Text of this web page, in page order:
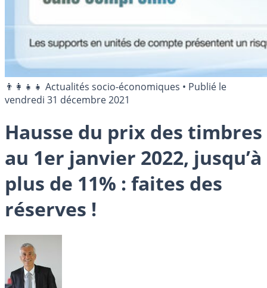
👨‍👩‍👧‍👧 Actualités socio-économiques • Publié le
vendredi 31 décembre 2021
Hausse du prix des timbres
au 1er janvier 2022, jusqu’à
plus de 11% : faites des
réserves !